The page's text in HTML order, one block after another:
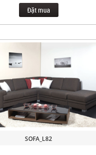
Đặt mua
SOFA_L82